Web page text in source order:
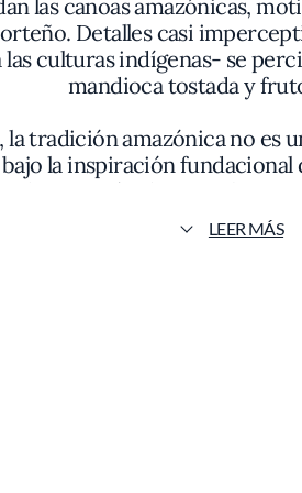
las canoas amazónicas,
Detalles casi
culturas indígenas- se
mandioca tostada y
tradición amazónica no
la inspiración
la precisión de quien
Amazonas: pirarucú -un
de acidez vibrante como
con el territorio,
LEER MÁS